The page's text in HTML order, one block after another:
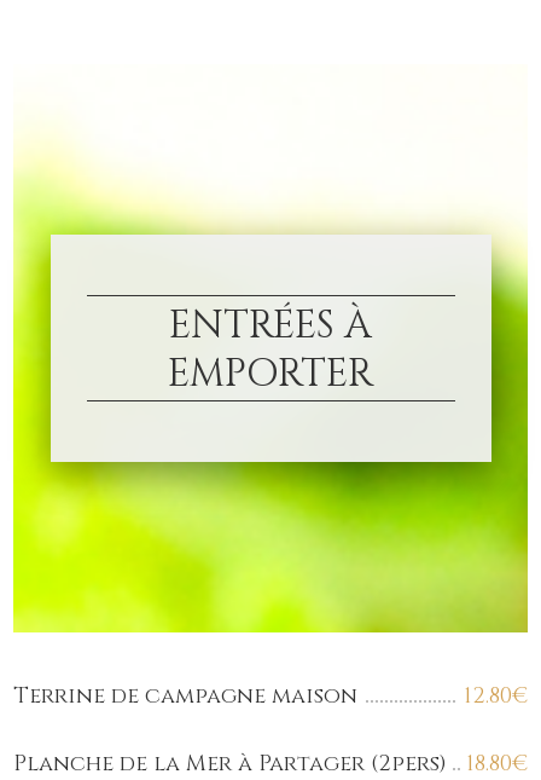
ENTRÉES À
EMPORTER
12.80€
Terrine de campagne maison
18.80€
Planche de la Mer à Partager (2pers)